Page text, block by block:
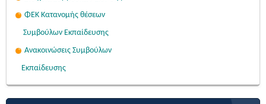
ΦΕΚ Κατανομής θέσεων
Συμβούλων Εκπαίδευσης
Ανακοινώσεις Συμβούλων
Εκπαίδευσης